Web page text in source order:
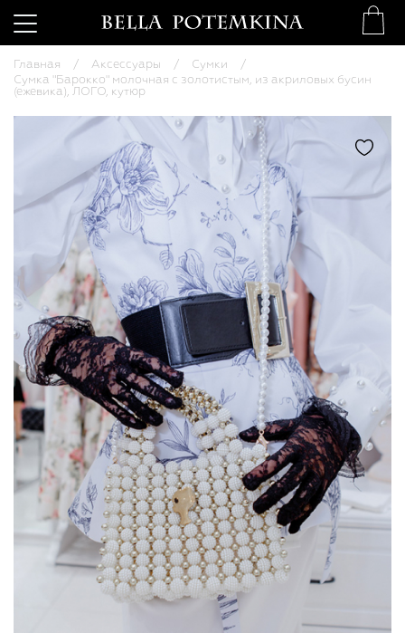
Главная Аксессуары
Сумки
Сумка "Барокко" молочная с золотистым, из акриловых бусин
(ежевика), ЛОГО, кутюр